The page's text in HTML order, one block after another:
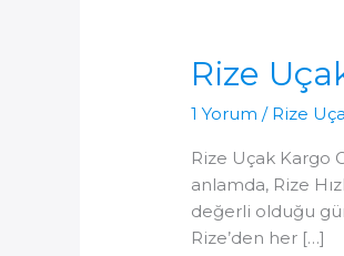
Rize
1 Yorum / Rize
Rize Uçak Kargo
anlamda, Rize
değerli olduğu
Rize’den her […]